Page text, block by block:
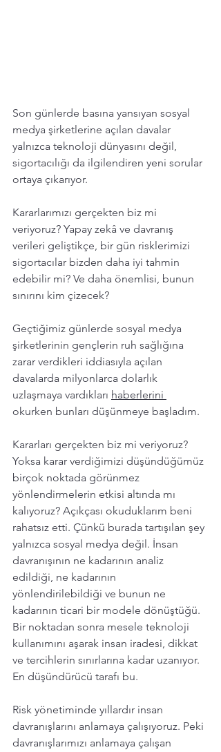
Son günlerde basına yansıyan sosyal
medya şirketlerine açılan davalar
yalnızca teknoloji dünyasını değil,
sigortacılığı da ilgilendiren yeni sorular
ortaya çıkarıyor.
Kararlarımızı gerçekten biz mi
veriyoruz? Yapay zekâ ve davranış
verileri geliştikçe, bir gün risklerimizi
sigortacılar bizden daha iyi tahmin
edebilir mi? Ve daha önemlisi, bunun
sınırını kim çizecek?
Geçtiğimiz günlerde sosyal medya
şirketlerinin gençlerin ruh sağlığına
zarar verdikleri iddiasıyla açılan
davalarda milyonlarca dolarlık
uzlaşmaya vardıkları haberlerini
okurken bunları düşünmeye başladım.
Kararları gerçekten biz mi veriyoruz?
Yoksa karar verdiğimizi düşündüğümüz
birçok noktada görünmez
yönlendirmelerin etkisi altında mı
kalıyoruz? Açıkçası okuduklarım beni
rahatsız etti. Çünkü burada tartışılan şey
yalnızca sosyal medya değil. İnsan
davranışının ne kadarının analiz
edildiği, ne kadarının
yönlendirilebildiği ve bunun ne
kadarının ticari bir modele dönüştüğü.
Bir noktadan sonra mesele teknoloji
kullanımını aşarak insan iradesi, dikkat
ve tercihlerin sınırlarına kadar uzanıyor.
En düşündürücü tarafı bu.
Risk yönetiminde yıllardır insan
davranışlarını anlamaya çalışıyoruz. Peki
davranışlarımızı anlamaya çalışan